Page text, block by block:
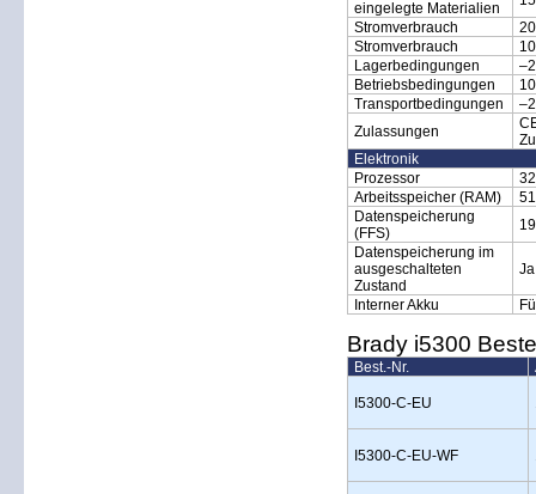
eingelegte Materialien
Stromverbrauch
Stromverbrauch
Lagerbedingungen
Betriebsbedingungen
Transportbedingungen
Zulassungen
Elektronik
Prozessor
Arbeitsspeicher (RAM)
Datenspeicherung
(FFS)
Datenspeicherung im
ausgeschalteten
Zustand
Ja
Interner Akku
Brady i5300
Best.-Nr.
I5300-C-EU
I5300-C-EU-WF